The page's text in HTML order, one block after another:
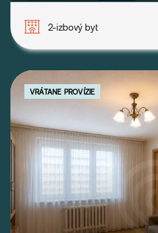
2-izbový byt
VRÁTANE PROVÍZIE